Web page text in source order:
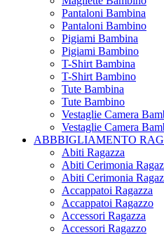
Pantaloni Bambina
Pantaloni Bambino
Pigiami Bambina
Pigiami Bambino
T-Shirt Bambina
T-Shirt Bambino
Tute Bambina
Tute Bambino
Vestaglie Camera
Vestaglie Camera
ABBBIGLIAMENTO
Abiti Ragazza
Abiti Cerimonia
Abiti Cerimonia
Accappatoi Ragazza
Accappatoi Ragazzo
Accessori Ragazza
Accessori Ragazzo